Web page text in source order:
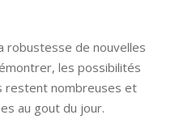
robustesse de nouvelles
les possibilités
restent nombreuses et
au gout du jour.